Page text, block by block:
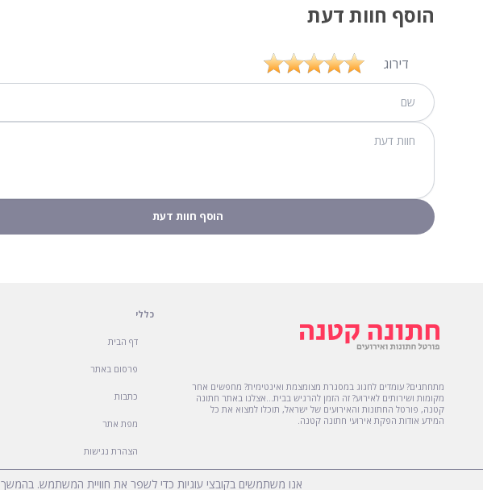
הוסף חוות דעת
דירוג
מתחתנים? עומדים לחגוג במסגרת מצומצמת ואינטימית? מחפשים אחר
מקומות ושירותים לאירוע? זה הזמן להרגיש בבית...אצלנו באתר חתונה
קטנה, פורטל החתונות והאירועים של ישראל, תוכלו למצוא את כל
המידע אודות הפקת אירועי חתונה קטנה.
כללי
דף הבית
פרסום באתר
כתבות
מפת אתר
הצהרת נגישות
אנו משתמשים בקובצי עוגיות כדי לשפר את חוויית המשתמש.